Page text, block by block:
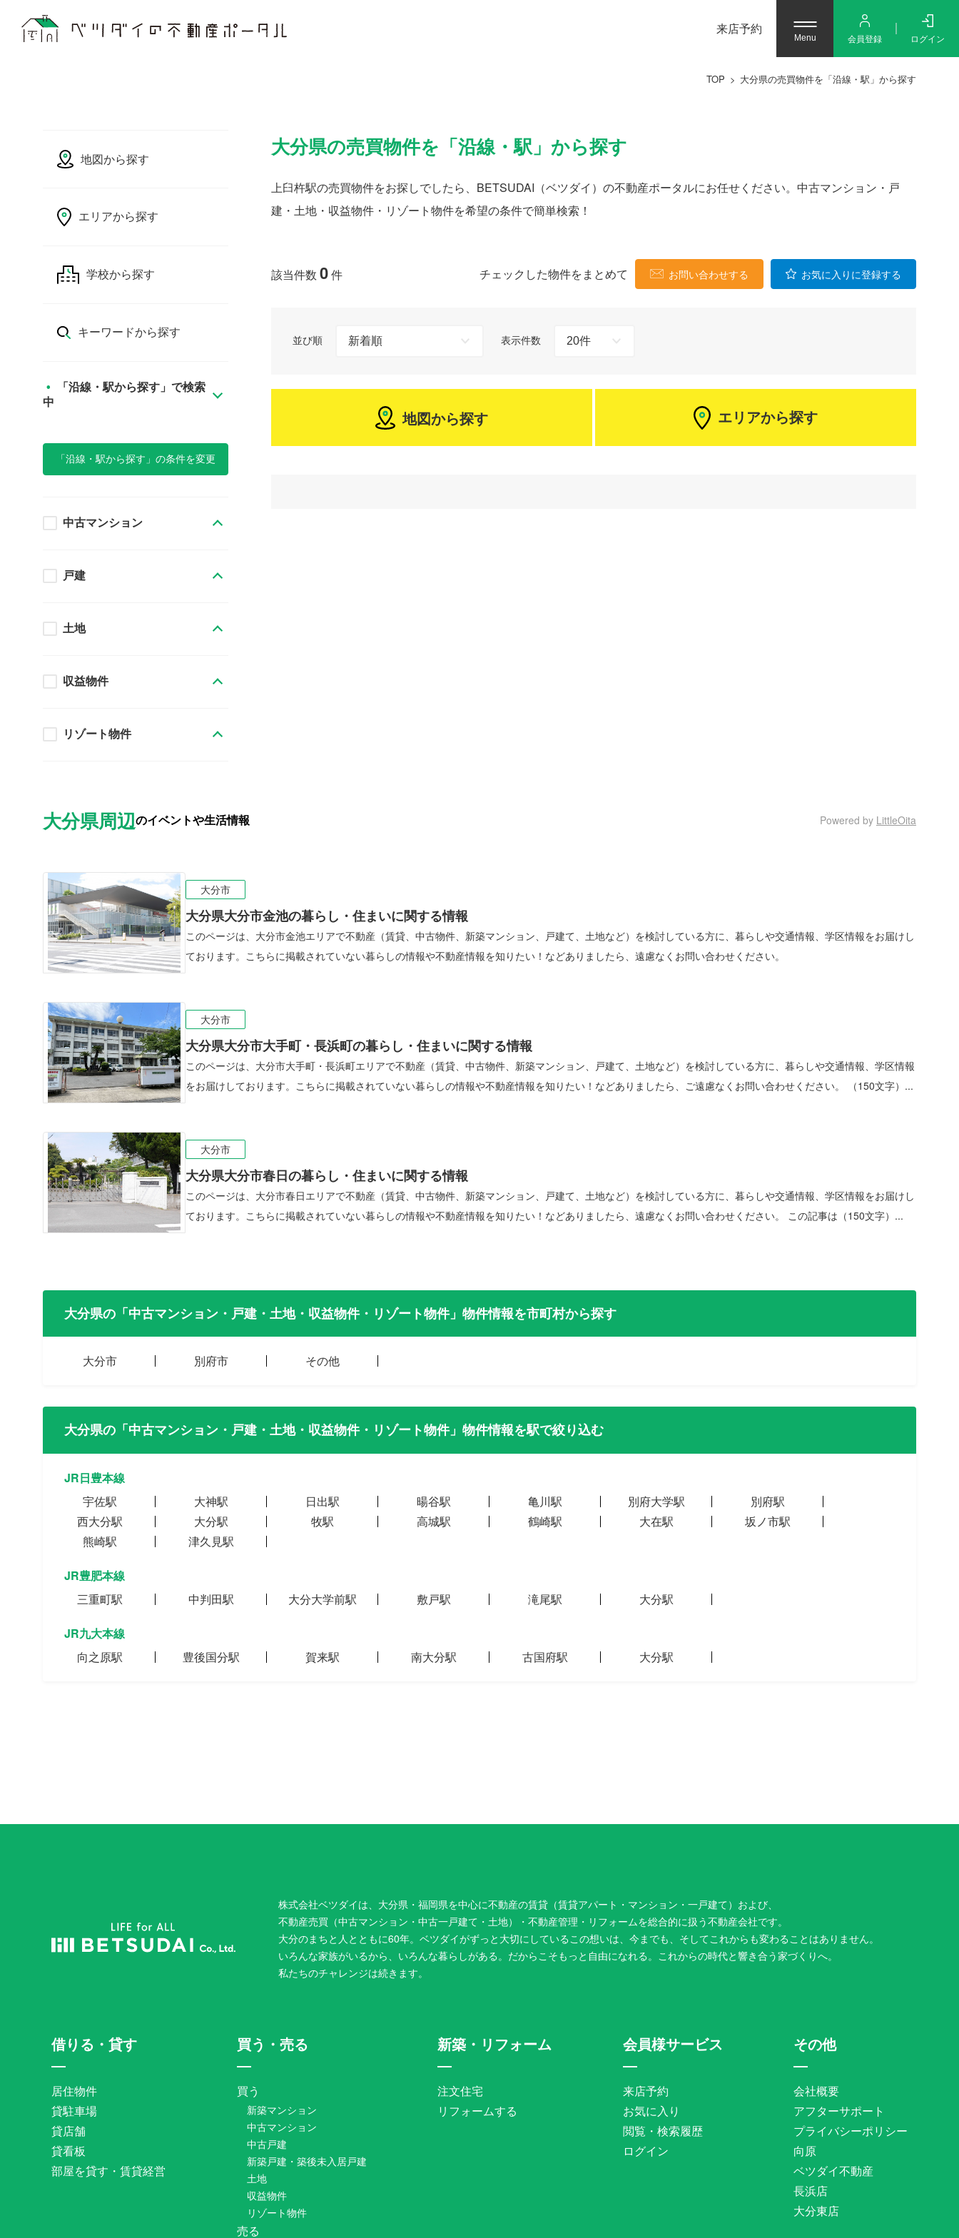
来店予約
Menu 会員登録 ログイン
TOP 大分県の売買物件を「沿線・駅」から探す
大分県の売買物件を「沿線・駅」から探す
上臼杵駅の売買物件をお探しでしたら、BETSUDAI（ベツダイ）の不動産ポータルにお任せください。中古マンション・戸
建・土地・収益物件・リゾート物件を希望の条件で簡単検索！
該当件数 0件 チェックした物件をまとめて お問い合わせする お気に入りに登録する
並び順 表示件数
地図から探す エリアから探す
地図から探す
エリアから探す
学校から探す
キーワードから探す
中
「沿線・駅から探す」の条件を変更
中古マンション
戸建
土地
収益物件
リゾート物件
大分県周辺のイベントや生活情報 Powered by LittleOita
大分市
大分県大分市金池の暮らし・住まいに関する情報
このページは、大分市金池エリアで不動産（賃貸、中古物件、新築マンション、戸建て、土地など）を検討している方に、暮らしや交通情報、学区情報をお届けし
ております。こちらに掲載されていない暮らしの情報や不動産情報を知りたい！などありましたら、遠慮なくお問い合わせください。
大分市
大分県大分市大手町・長浜町の暮らし・住まいに関する情報
このページは、大分市大手町・長浜町エリアで不動産（賃貸、中古物件、新築マンション、戸建て、土地など）を検討している方に、暮らしや交通情報、学区情報
をお届けしております。こちらに掲載されていない暮らしの情報や不動産情報を知りたい！などありましたら、ご遠慮なくお問い合わせください。 （150文字）...
大分市
大分県大分市春日の暮らし・住まいに関する情報
このページは、大分市春日エリアで不動産（賃貸、中古物件、新築マンション、戸建て、土地など）を検討している方に、暮らしや交通情報、学区情報をお届けし
ております。こちらに掲載されていない暮らしの情報や不動産情報を知りたい！などありましたら、遠慮なくお問い合わせください。 この記事は（150文字）...
大分県の「中古マンション・戸建・土地・収益物件・リゾート物件」物件情報を市町村から探す
大分市 別府市 その他
大分県の「中古マンション・戸建・土地・収益物件・リゾート物件」物件情報を駅で絞り込む
JR日豊本線
宇佐駅
大神駅 日出駅 暘谷駅 亀川駅 別府大学駅
別府駅
西大分駅
大分駅 牧駅 高城駅 鶴崎駅 大在駅
坂ノ市駅
熊崎駅
津久見駅
JR豊肥本線
三重町駅
中判田駅 大分大学前駅 敷戸駅 滝尾駅 大分駅
JR九大本線
向之原駅
豊後国分駅 賀来駅 南大分駅 古国府駅 大分駅
株式会社ベツダイは、大分県・福岡県を中心に不動産の賃貸（賃貸アパート・マンション・一戸建て）および、
不動産売買（中古マンション・中古一戸建て・土地）・不動産管理・リフォームを総合的に扱う不動産会社です。
大分のまちと人とともに60年。ベツダイがずっと大切にしているこの想いは、今までも、そしてこれからも変わることはありません。
いろんな家族がいるから、いろんな暮らしがある。だからこそもっと自由になれる。これからの時代と響き合う家づくりへ。
私たちのチャレンジは続きます。
借りる・貸す
居住物件
貸駐車場
貸店舗
貸看板
部屋を貸す・賃貸経営
買う・売る
買う
新築マンション
中古マンション
中古戸建
新築戸建・築後未入居戸建
土地
収益物件
リゾート物件
売る
新築・リフォーム
注文住宅
リフォームする
会員様サービス
来店予約
お気に入り
閲覧・検索履歴
ログイン
その他
会社概要
アフターサポート
プライバシーポリシー
向原
ベツダイ不動産
長浜店
大分東店